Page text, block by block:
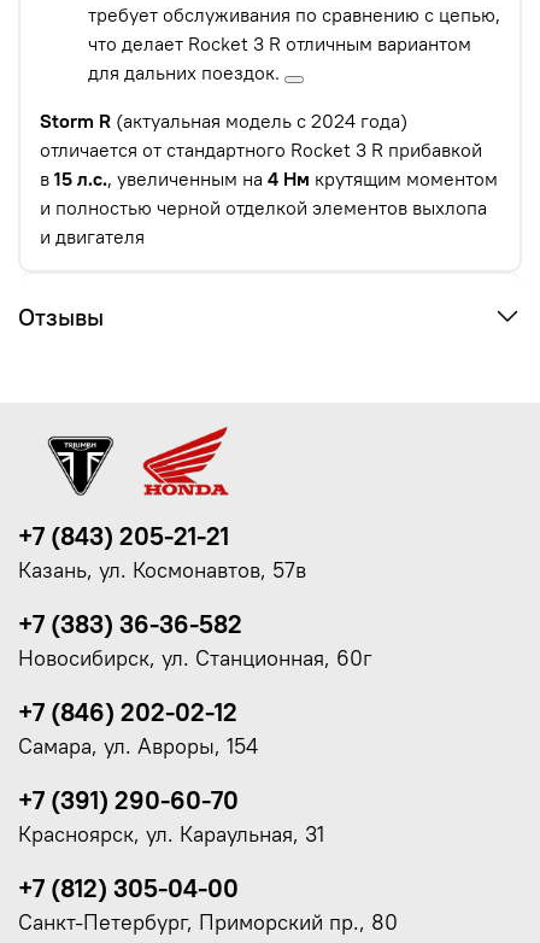
требует обслуживания по сравнению с цепью,
что делает Rocket 3 R отличным вариантом
для дальних поездок.
Storm R (актуальная модель с 2024 года)
отличается от стандартного Rocket 3 R прибавкой
в 15 л.с., увеличенным на 4 Нм крутящим моментом
и полностью черной отделкой элементов выхлопа
и двигателя
Отзывы
+7 (843) 205-21-21
Казань, ул. Космонавтов, 57в
+7 (383) 36-36-582
Новосибирск, ул. Станционная, 60г
+7 (846) 202-02-12
Самара, ул. Авроры, 154
+7 (391) 290-60-70
Красноярск, ул. Караульная, 31
+7 (812) 305-04-00
Санкт-Петербург, Приморский пр., 80